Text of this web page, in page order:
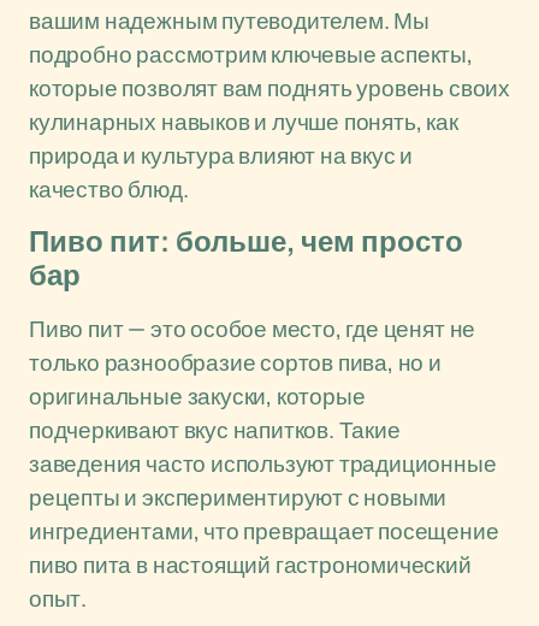
вашим надежным путеводителем. Мы
подробно рассмотрим ключевые аспекты,
которые позволят вам поднять уровень своих
кулинарных навыков и лучше понять, как
природа и культура влияют на вкус и
качество блюд.
Пиво пит: больше, чем просто
бар
Пиво пит — это особое место, где ценят не
только разнообразие сортов пива, но и
оригинальные закуски, которые
подчеркивают вкус напитков. Такие
заведения часто используют традиционные
рецепты и экспериментируют с новыми
ингредиентами, что превращает посещение
пиво пита в настоящий гастрономический
опыт.